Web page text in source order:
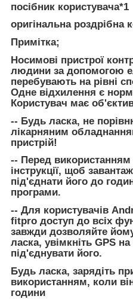
посібник користувача*1
оригінальна роздрібна
Примітка;
Носимові пристрої
людини за допомогою
перебувають на рівні
Одне відхилення є
Користувач має
-- Будь ласка, не
лікарняним
пристрій!
-- Перед використанням
інструкції, щоб
під'єднати його до
програми.
-- Для користувачів
fitpro доступ до всіх
завжди дозволяйте
ласка, увімкніть GPS
під'єднувати його.
Будь ласка, зарядіть
використанням, коли
години